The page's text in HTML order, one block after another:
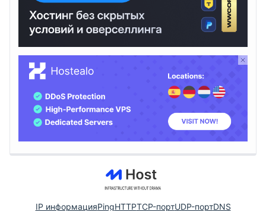
IP информацияPingHTTPTCP-портUDP-портDNS